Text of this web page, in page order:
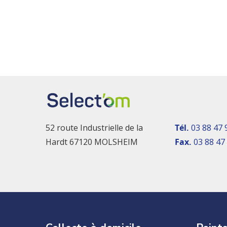
52 route Industrielle de la
Hardt 67120 MOLSHEIM
Tél. 03 88 47
Fax. 03 88 47